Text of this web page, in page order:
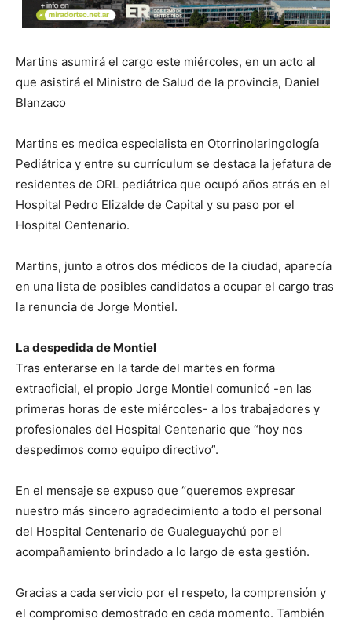
Martins asumirá el cargo este miércoles, en un acto al
que asistirá el Ministro de Salud de la provincia, Daniel
Blanzaco
Martins es medica especialista en Otorrinolaringología
Pediátrica y entre su currículum se destaca la jefatura de
residentes de ORL pediátrica que ocupó años atrás en el
Hospital Pedro Elizalde de Capital y su paso por el
Hospital Centenario.
Martins, junto a otros dos médicos de la ciudad, aparecía
en una lista de posibles candidatos a ocupar el cargo tras
la renuncia de Jorge Montiel.
La despedida de Montiel
Tras enterarse en la tarde del martes en forma
extraoficial, el propio Jorge Montiel comunicó -en las
primeras horas de este miércoles- a los trabajadores y
profesionales del Hospital Centenario que “hoy nos
despedimos como equipo directivo”.
En el mensaje se expuso que “queremos expresar
nuestro más sincero agradecimiento a todo el personal
del Hospital Centenario de Gualeguaychú por el
acompañamiento brindado a lo largo de esta gestión.
Gracias a cada servicio por el respeto, la comprensión y
el compromiso demostrado en cada momento. También